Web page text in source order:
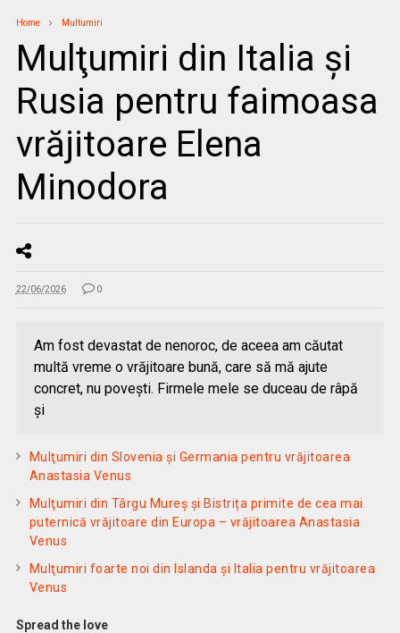
Home Multumiri
Mulţumiri din Italia și
Rusia pentru faimoasa
vrăjitoare Elena
Minodora
22/06/2026 0
Am fost devastat de nenoroc, de aceea am căutat
multă vreme o vrăjitoare bună, care să mă ajute
concret, nu povești. Firmele mele se duceau de râpă
şi
Mulţumiri din Slovenia și Germania pentru vrăjitoarea
Anastasia Venus
Mulţumiri din Târgu Mureș și Bistrița primite de cea mai
puternică vrăjitoare din Europa – vrăjitoarea Anastasia
Venus
Mulţumiri foarte noi din Islanda și Italia pentru vrăjitoarea
Venus
Spread the love